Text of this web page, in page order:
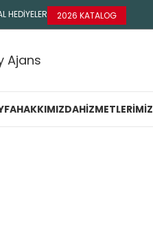
HEDİYELER 2026 KATALOG
HAKKIMIZDAHIZMETLERIMIZ